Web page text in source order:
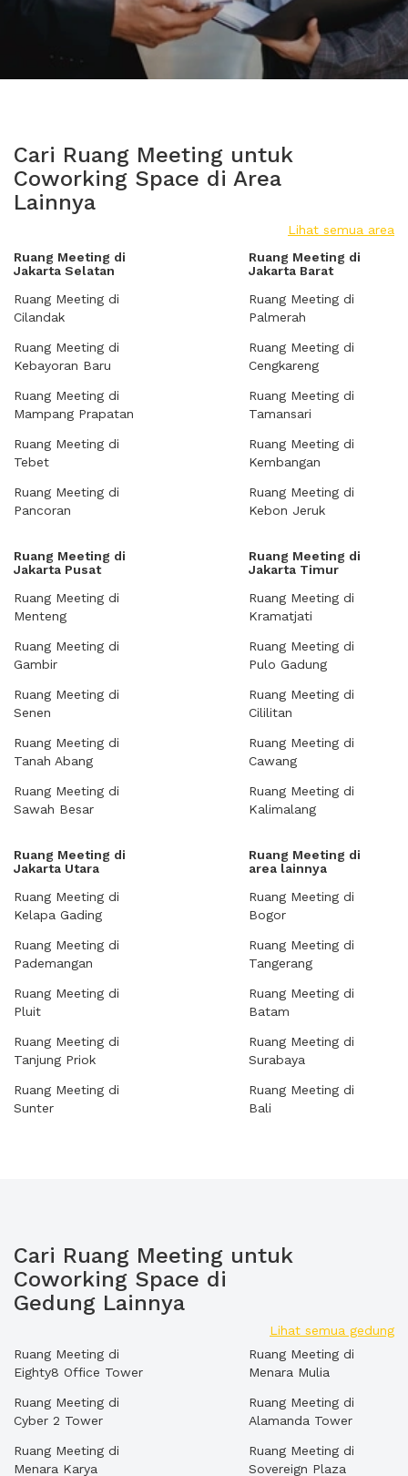
Cari Ruang Meeting untuk
Coworking Space di Area
Lainnya
Lihat semua area
Ruang Meeting di
Jakarta Selatan
Ruang Meeting di
Cilandak
Ruang Meeting di
Kebayoran Baru
Ruang Meeting di
Mampang Prapatan
Ruang Meeting di
Tebet
Ruang Meeting di
Pancoran
Ruang Meeting di
Jakarta Barat
Ruang Meeting di
Palmerah
Ruang Meeting di
Cengkareng
Ruang Meeting di
Tamansari
Ruang Meeting di
Kembangan
Ruang Meeting di
Kebon Jeruk
Ruang Meeting di
Jakarta Pusat
Ruang Meeting di
Menteng
Ruang Meeting di
Gambir
Ruang Meeting di
Senen
Ruang Meeting di
Tanah Abang
Ruang Meeting di
Sawah Besar
Ruang Meeting di
Jakarta Timur
Ruang Meeting di
Kramatjati
Ruang Meeting di
Pulo Gadung
Ruang Meeting di
Cililitan
Ruang Meeting di
Cawang
Ruang Meeting di
Kalimalang
Ruang Meeting di
Jakarta Utara
Ruang Meeting di
Kelapa Gading
Ruang Meeting di
Pademangan
Ruang Meeting di
Pluit
Ruang Meeting di
Tanjung Priok
Ruang Meeting di
Sunter
Ruang Meeting di
area lainnya
Ruang Meeting di
Bogor
Ruang Meeting di
Tangerang
Ruang Meeting di
Batam
Ruang Meeting di
Surabaya
Ruang Meeting di
Bali
Cari Ruang Meeting untuk
Coworking Space di
Gedung Lainnya
Lihat semua gedung
Ruang Meeting di
Eighty8 Office Tower
Ruang Meeting di
Cyber 2 Tower
Ruang Meeting di
Menara Karya
Ruang Meeting di
Menara Mulia
Ruang Meeting di
Alamanda Tower
Ruang Meeting di
Sovereign Plaza